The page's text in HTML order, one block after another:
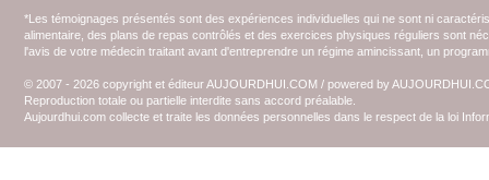
*Les témoignages présentés sont des expériences individuelles qui ne sont ni
alimentaire, des plans de repas contrôlés et des exercices physiques réguliers sont
l'avis de votre médecin traitant avant d'entreprendre un régime amincissant, un
© 2007 - 2026 copyright et éditeur AUJOURDHUI.COM / powered by
Reproduction totale ou partielle interdite sans accord préalable.
Aujourdhui.com collecte et traite les données personnelles dans le respect de la loi